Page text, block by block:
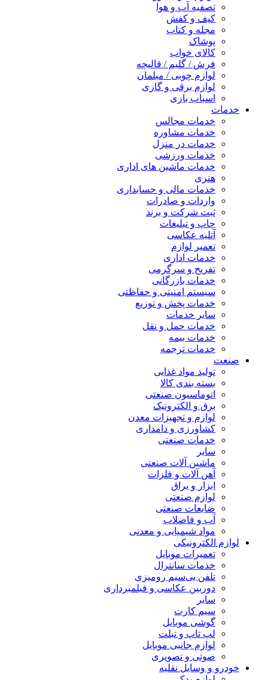
تصفیه آب و هوا
کیف و کفش
مجله و کتاب
پوشاک
کالای خواب
فرش / گلیم / قالیچه
لوازم چوبی / مبلمان
لوازم برقی و گازی
اسباب بازی
خدمات
خدمات مجالس
خدمات مشاوره
خدمات در منزل
خدمات ورزشی
خدمات ماشین های اداری
هنری
خدمات مالی و حسابداری
واردات و صادرات
ثبت شرکت و برند
چاپ و تبلیغات
آتلیه عکاسی
تعمیر لوازم
خدمات اداری
تفریح و سرگرمی
خدمات بازرگانی
سیستم امنیتی و حفاظتی
خدمات پخش و توزیع
سایر خدمات
خدمات حمل و نقل
خدمات بیمه
خدمات ترجمه
صنعت
تولید مواد غذایی
بسته بندی کالا
اتوماسیون صنعتی
برق و الکترونیک
لوازم و تجهیزات معدن
کشاورزی و دامداری
خدمات صنعتی
سایر
ماشین آلات صنعتی
آهن آلات و فلزات
ابزار و یراق
لوازم صنعتی
ضایعات صنعتی
آب و فاضلاب
مواد شیمیایی و معدنی
لوازم الکترونیکی
تعمیرات موبایل
خدمات سانترال
تلفن بی‌سیم رومیزی
دوربین عکاسی و فیلمبرداری
سایر
سیم کارت
گوشی موبایل
لپ تاپ و تبلت
لوازم جانبی موبایل
صوتی و تصویری
خودرو و وسایل نقلیه